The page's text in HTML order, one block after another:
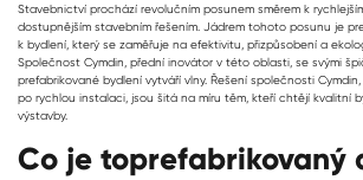
Stavebnictví prochází revolučním posunem směrem k
dostupnějším stavebním řešením. Jádrem tohoto posunu je
k bydlení, který se zaměřuje na efektivitu, přizpůsobení a
Společnost Cymdin, přední inovátor v této oblasti, se svými
prefabrikované bydlení vytváří vlny. Řešení společnosti
po rychlou instalaci, jsou šitá na míru těm, kteří chtějí kvalitní
výstavby.
Co je toprefabrikovaný